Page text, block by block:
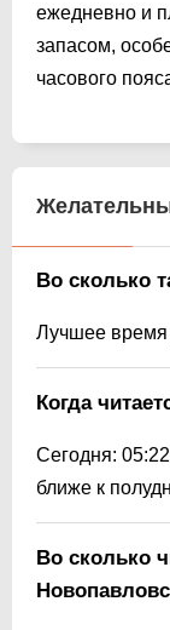
ежедневно и
запасом,
часового
Во сколько
Лучшее время
Когда
Сегодня: 05:22
ближе к
Во сколько